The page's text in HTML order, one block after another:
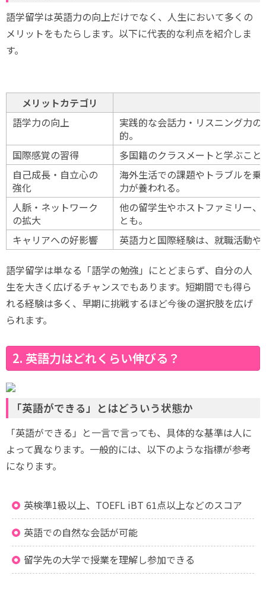
語学留学は英語力の向上だけでなく、人生において多くの
メリットをもたらします。以下に代表的な利点を紹介しま
す。
メリットカテゴリ
語学力の向上
実践的な会話力・リスニング力
的。
国際感覚の習得
多国籍のクラスメートと学ぶこ
自己成長・自立心の
強化
海外生活での課題やトラブルを
力が養われる。
人脈・ネットワーク
の拡大
他の留学生やホストファミリー
とも。
キャリアへの好影響
英語力と国際経験は、就職活動
語学留学は単なる「語学の勉強」にとどまらず、自分の人
生を大きく広げるチャンスでもあります。短期間でも得ら
れる経験は多く、早期に挑戦するほど今後の選択肢を広げ
られます。
2. 英語力はどれくらい伸びる？
「英語ができる」とはどういう状態か
「英語ができる」と一言で言っても、具体的な基準は人に
よって異なります。一般的には、以下のような指標が参考
になります。
英検準1級以上、TOEFL iBT 61点以上などのスコア
英語での自然な会話が可能
留学先の大学で授業を理解し参加できる